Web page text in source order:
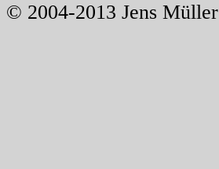
© 2004-2013 Jens Müller